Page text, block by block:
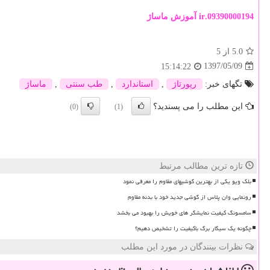
09390000194.ir آموزش ماساژ
5.0 از 5
1397/05/09
15:14:22
تگهای خبر:
رپورتاژ , استاندارد , طب سنتی , ماساژ
این مطلب را می پسندید؟ (1)
(0)
تازه ترین مطالب مرتبط
بلک ویو یکی از بهترین گوشیهای مقاوم را معرفی نمود
رونمایی وان پلاس از گوشی جدید خود با بدنه مقاوم
سامسونگ کیفیت نمایشگر های خویش را بهبود می بخشد
چگونه یک سیگار برگ باکیفیت را تشخیص دهیم؟
نظرات بینندگان در مورد این مطلب